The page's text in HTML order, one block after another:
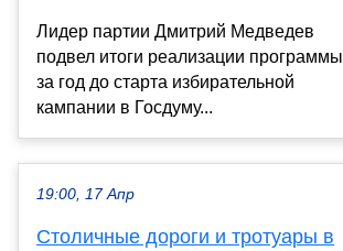
Лидер партии Дмитрий Медведев
подвел итоги реализации программы
за год до старта избирательной
кампании в Госдуму...
19:00, 17 Апр
Столичные дороги и тротуары в